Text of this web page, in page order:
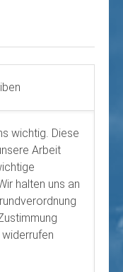
wichtig. Diese
Arbeit
halten uns an